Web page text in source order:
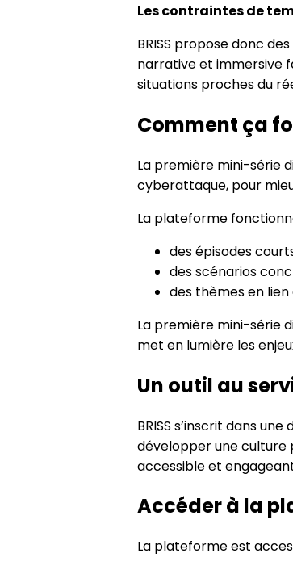
Les contraintes de
BRISS propose donc
narrative et immersive
situations proches du
Comment ça
La première mini-série
cyberattaque, pour
La plateforme
des épisodes
des scénarios
des thèmes en
La première mini-série
met en lumière les
Un outil au
BRISS s’inscrit dans
développer une culture
accessible et
Accéder à la
La plateforme est